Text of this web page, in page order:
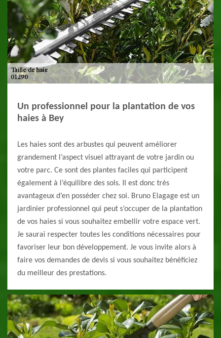
Un professionnel pour la plantation de vos
haies à Bey
Les haies sont des arbustes qui peuvent améliorer
grandement l’aspect visuel attrayant de votre jardin ou
votre parc. Ce sont des plantes faciles qui participent
également à l’équilibre des sols. Il est donc très
avantageux d’en posséder chez soi. Bruno Elagage est un
jardinier professionnel qui peut s’occuper de la plantation
de vos haies si vous souhaitez embellir votre espace vert.
Je saurai respecter toutes les conditions nécessaires pour
favoriser leur bon développement. Je vous invite alors à
faire vos demandes de devis si vous souhaitez bénéficiez
du meilleur des prestations.